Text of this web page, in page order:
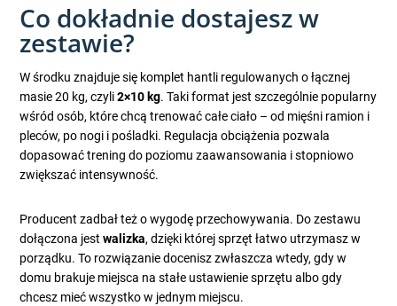
Co dokładnie dostajesz w
zestawie?
W środku znajduje się komplet hantli regulowanych o łącznej
masie 20 kg, czyli2×10 kg. Taki format jest szczególnie popularny
wśród osób, które chcą trenować całe ciało – od mięśni ramion i
pleców, po nogi i pośladki. Regulacja obciążenia pozwala
dopasować trening do poziomu zaawansowania i stopniowo
zwiększać intensywność.
Producent zadbał też o wygodę przechowywania. Do zestawu
dołączona jestwalizka, dzięki której sprzęt łatwo utrzymasz w
porządku. To rozwiązanie docenisz zwłaszcza wtedy, gdy w
domu brakuje miejsca na stałe ustawienie sprzętu albo gdy
chcesz mieć wszystko w jednym miejscu.